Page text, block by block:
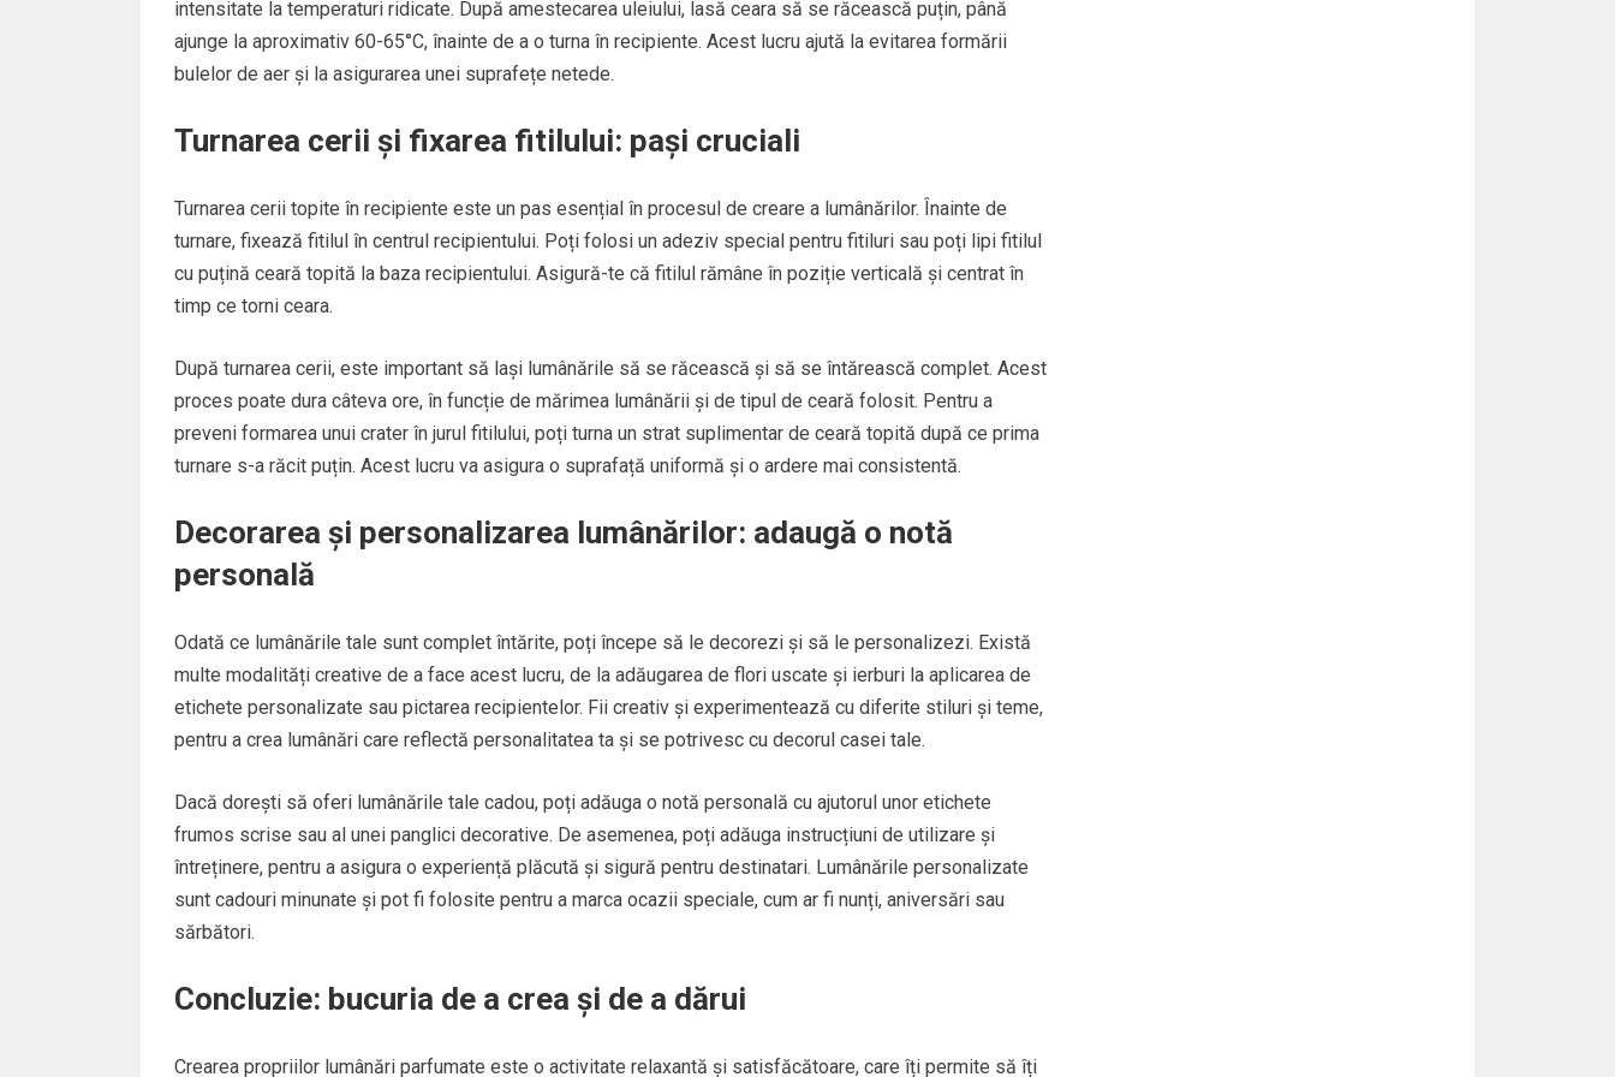
intensitate la temperaturi ridicate. După amestecarea uleiului, lasă ceara să se răcească puțin, până
ajunge la aproximativ 60-65°C, înainte de a o turna în recipiente. Acest lucru ajută la evitarea formării
bulelor de aer și la asigurarea unei suprafețe netede.
Turnarea cerii și fixarea fitilului: pași cruciali
Turnarea cerii topite în recipiente este un pas esențial în procesul de creare a lumânărilor. Înainte de
turnare, fixează fitilul în centrul recipientului. Poți folosi un adeziv special pentru fitiluri sau poți lipi fitilul
cu puțină ceară topită la baza recipientului. Asigură-te că fitilul rămâne în poziție verticală și centrat în
timp ce torni ceara.
După turnarea cerii, este important să lași lumânările să se răcească și să se întărească complet. Acest
proces poate dura câteva ore, în funcție de mărimea lumânării și de tipul de ceară folosit. Pentru a
preveni formarea unui crater în jurul fitilului, poți turna un strat suplimentar de ceară topită după ce prima
turnare s-a răcit puțin. Acest lucru va asigura o suprafață uniformă și o ardere mai consistentă.
Decorarea și personalizarea lumânărilor: adaugă o notă
personală
Odată ce lumânările tale sunt complet întărite, poți începe să le decorezi și să le personalizezi. Există
multe modalități creative de a face acest lucru, de la adăugarea de flori uscate și ierburi la aplicarea de
etichete personalizate sau pictarea recipientelor. Fii creativ și experimentează cu diferite stiluri și teme,
pentru a crea lumânări care reflectă personalitatea ta și se potrivesc cu decorul casei tale.
Dacă dorești să oferi lumânările tale cadou, poți adăuga o notă personală cu ajutorul unor etichete
frumos scrise sau al unei panglici decorative. De asemenea, poți adăuga instrucțiuni de utilizare și
întreținere, pentru a asigura o experiență plăcută și sigură pentru destinatari. Lumânările personalizate
sunt cadouri minunate și pot fi folosite pentru a marca ocazii speciale, cum ar fi nunți, aniversări sau
sărbători.
Concluzie: bucuria de a crea și de a dărui
Crearea propriilor lumânări parfumate este o activitate relaxantă și satisfăcătoare, care îți permite să îți